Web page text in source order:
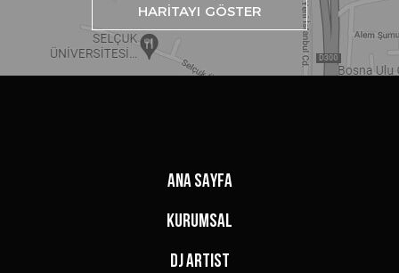
HARİTAYI GÖSTER
ANA SAYFA
KURUMSAL
DJ ARTIST